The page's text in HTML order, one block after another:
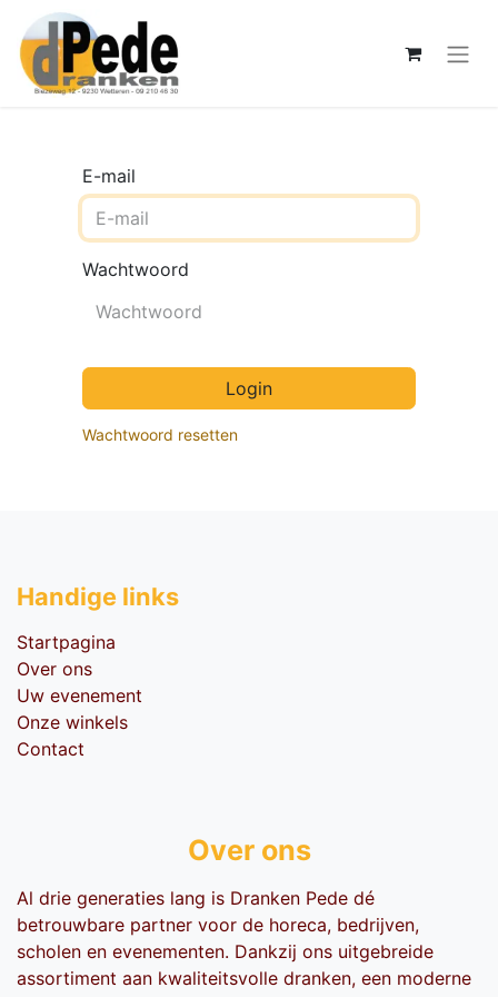
E-mail
Wachtwoord
Login
Wachtwoord resetten
Handige li​nks
Startpagina
Over ons
Uw evenement
Onze winkels
Contact
Over ons
Al drie generaties lang is Dranken Pede dé
betrouwbare partner voor de horeca, bedrijven,
scholen en evenementen. Dankzij ons uitgebreide
assortiment aan kwaliteitsvolle dranken, een moderne